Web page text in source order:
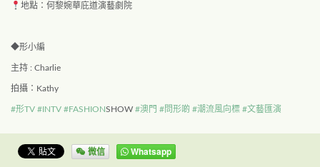
地點：何黎婉華庇道演藝劇院
◆形小編
主持 : Charlie
拍攝：Kathy
#形TV #INTV #FASHIONSHOW #澳門 #問形啲 #潮流風向標 #文藝匯演
微信 Whatsapp